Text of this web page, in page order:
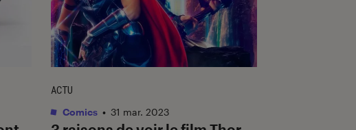
ACTU
Comics • 31 mar. 2023